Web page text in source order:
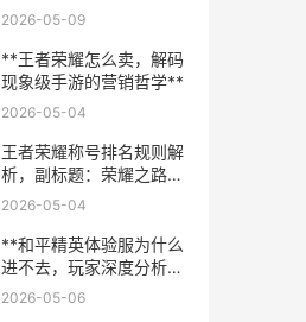
探秘巅峰段位的真实含金
2026-05-09
**王者荣耀怎么卖，解码
现象级手游的营销哲学**
2026-05-04
王者荣耀称号排名规则解
析，副标题：荣耀之路的
进阶密码
2026-05-04
**和平精英体验服为什么
进不去，玩家深度分析与
排障指南，副标题，体验
2026-05-06